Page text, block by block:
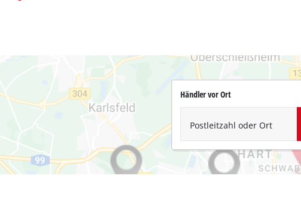
Händler vor Ort
Postleitzahl oder Ort